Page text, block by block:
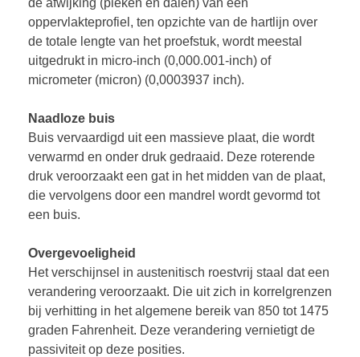
oppervlakteprofiel, ten opzichte van de hartlijn over
de totale lengte van het proefstuk, wordt meestal
uitgedrukt in micro-inch (0,000.001-inch) of
micrometer (micron) (0,0003937 inch).
Naadloze buis
Buis vervaardigd uit een massieve plaat, die wordt
verwarmd en onder druk gedraaid. Deze roterende
druk veroorzaakt een gat in het midden van de plaat,
die vervolgens door een mandrel wordt gevormd tot
een buis.
Overgevoeligheid
Het verschijnsel in austenitisch roestvrij staal dat een
verandering veroorzaakt. Die uit zich in korrelgrenzen
bij verhitting in het algemene bereik van 850 tot 1475
graden Fahrenheit. Deze verandering vernietigt de
passiviteit op deze posities.